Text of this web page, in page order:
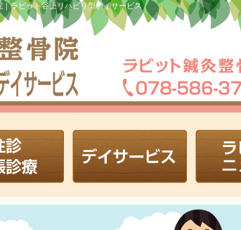
ラビット谷上リハビリ型デイサービス